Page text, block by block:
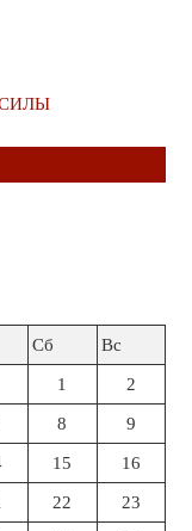
Сб Вс
1 2
8 9
15 16
22 23